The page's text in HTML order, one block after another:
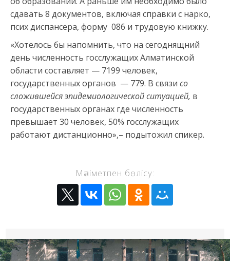
сдавать 8 документов, включая справки с нарко,
псих диспансера, форму 086 и трудовую книжку.
«Хотелось бы напомнить, что на сегоднящний
день численность госслужащих Алматинской
области составляет — 7199 человек,
государственных органов — 779. В связи со
сложившейся эпидемиологической ситуацией, в
государственных органах где численность
превышает 30 человек, 50% госслужащих
работают дистанционно»,– подытожил спикер.
Мәліметпен бөлісу: